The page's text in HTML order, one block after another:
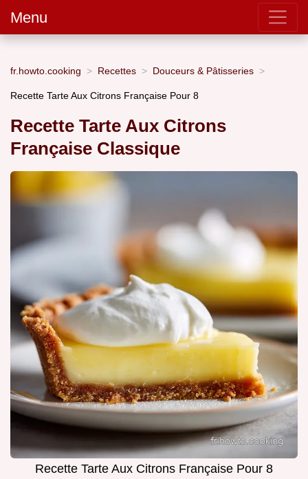
Menu
fr.howto.cooking Recettes Douceurs & Pâtisseries
Recette Tarte Aux Citrons Française Pour 8
Recette Tarte Aux Citrons
Française Classique
Recette Tarte Aux Citrons Française Pour 8